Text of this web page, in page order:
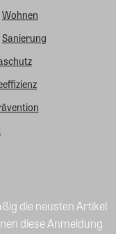
Wohnen
Sanierung
die neusten Artikel
diese Anmeldung